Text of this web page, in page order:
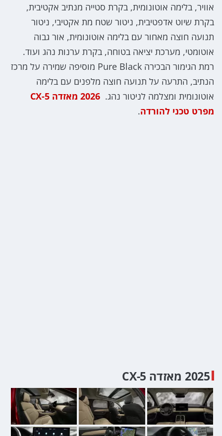
אוויר, בלימה אוטונומית, בקרת סטייה מנתיב אקטיבית,
בקרת שיוט אדפטיבית, ניטור שטח מת אקטיבי, ניטור
תנועה חוצה מאחור עם בלימה אוטונומית, אור גבוה
אוטומטי, מערכת יציאה בטוחה, בקרת ערנות נהג ועוד.
רמת הגימור הבכירה Pure Black מוסיפה שמירה על מרכז
הנתיב, התרעה על תנועה חוצה מלפנים עם בלימה
אוטונומית ומצלמה לניטור נהג.
2026 מאזדה CX-5
מפרט טכני להורדה.
2025 מאזדה CX-5